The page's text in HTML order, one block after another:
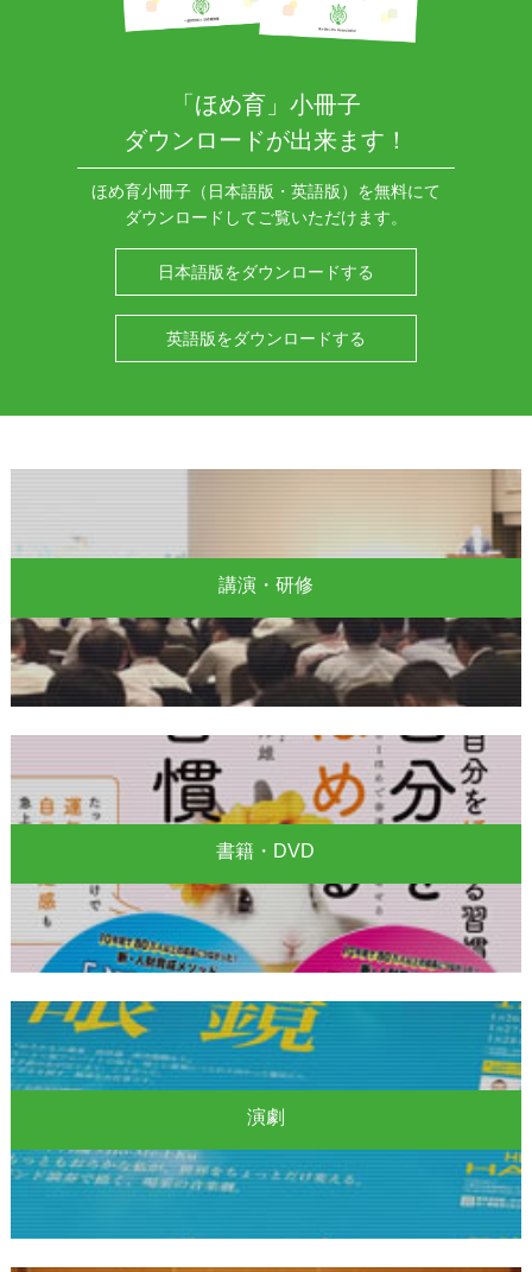
「ほめ育」小冊子
ダウンロードが出来ます！
ほめ育小冊子（日本語版・英語版）を無料にて
ダウンロードしてご覧いただけます。
日本語版をダウンロードする
英語版をダウンロードする
講演・研修
書籍・DVD
演劇